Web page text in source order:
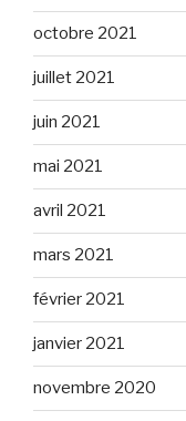
octobre 2021
juillet 2021
juin 2021
mai 2021
avril 2021
mars 2021
février 2021
janvier 2021
novembre 2020